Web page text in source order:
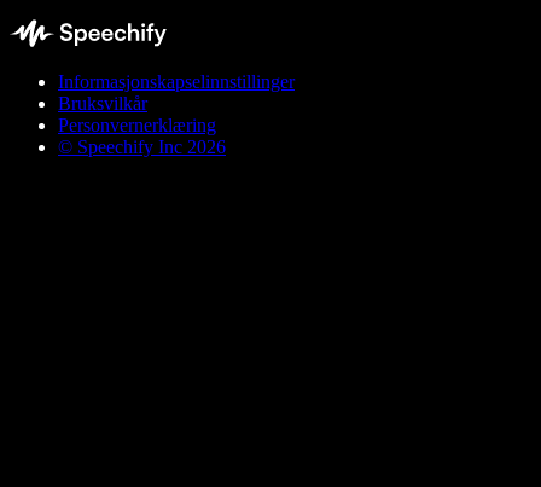
Informasjonskapselinnstillinger
Bruksvilkår
Personvernerklæring
© Speechify Inc 2026